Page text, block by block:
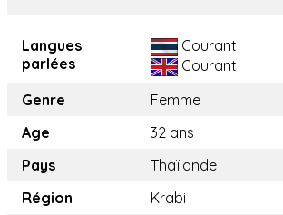
Langues
parlées
Courant
Courant
Genre
Femme
Age
32 ans
Pays
Thaïlande
Région
Krabi